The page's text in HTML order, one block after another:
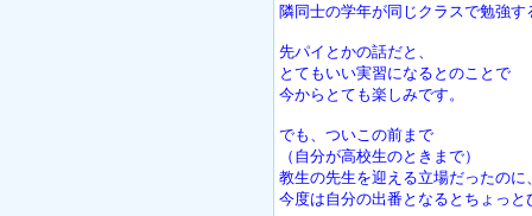
隣同士の学年が同じクラスで勉強す
先パイとかの話だと、
とてもいい実習になるとのことで
今からとても楽しみです。
でも、ついこの前まで
（自分が高校生のときまで）
教生の先生を迎える立場だったのに
今度は自分の出番となるとちょっ